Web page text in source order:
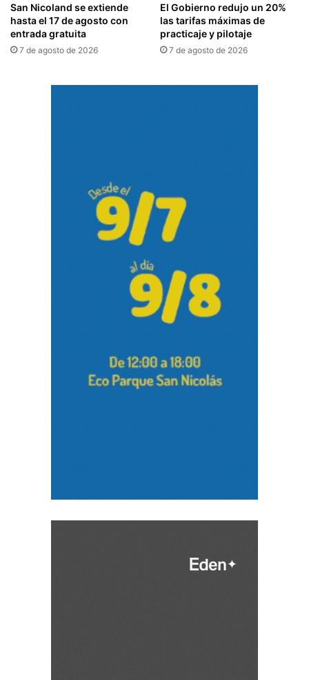
San Nicoland se extiende
hasta el 17 de agosto con
entrada gratuita
7 de agosto de 2026
El Gobierno redujo un 20%
las tarifas máximas de
practicaje y pilotaje
7 de agosto de 2026